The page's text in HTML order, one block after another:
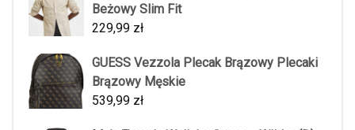
Beżowy Slim Fit
229,99 zł
GUESS Vezzola Plecak Brązowy Plecaki
Brązowy Męskie
539,99 zł